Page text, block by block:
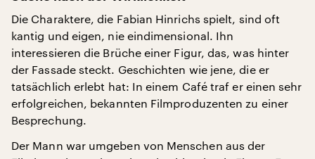
Die Charaktere, die Fabian Hinrichs spielt, sind oft
kantig und eigen, nie eindimensional. Ihn
interessieren die Brüche einer Figur, das, was hinter
der Fassade steckt. Geschichten wie jene, die er
tatsächlich erlebt hat: In einem Café traf er einen sehr
erfolgreichen, bekannten Filmproduzenten zu einer
Besprechung.
Der Mann war umgeben von Menschen aus der